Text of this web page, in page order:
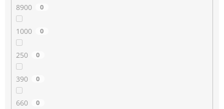
8900 0
1000 0
250 0
390 0
660 0